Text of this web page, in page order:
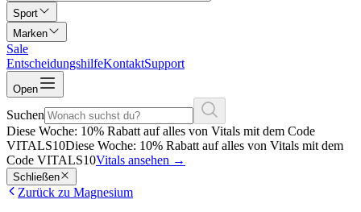
Sport
Marken
Sale
EntscheidungshilfeKontaktSupport
Open
Suchen
Diese Woche: 10% Rabatt auf alles von Vitals mit dem Code
VITALS10Diese Woche: 10% Rabatt auf alles von Vitals mit dem
Code VITALS10Vitals ansehen →
Schließen
Zurück zu Magnesium